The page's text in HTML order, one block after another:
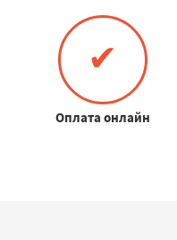
✔
Оплата онлайн